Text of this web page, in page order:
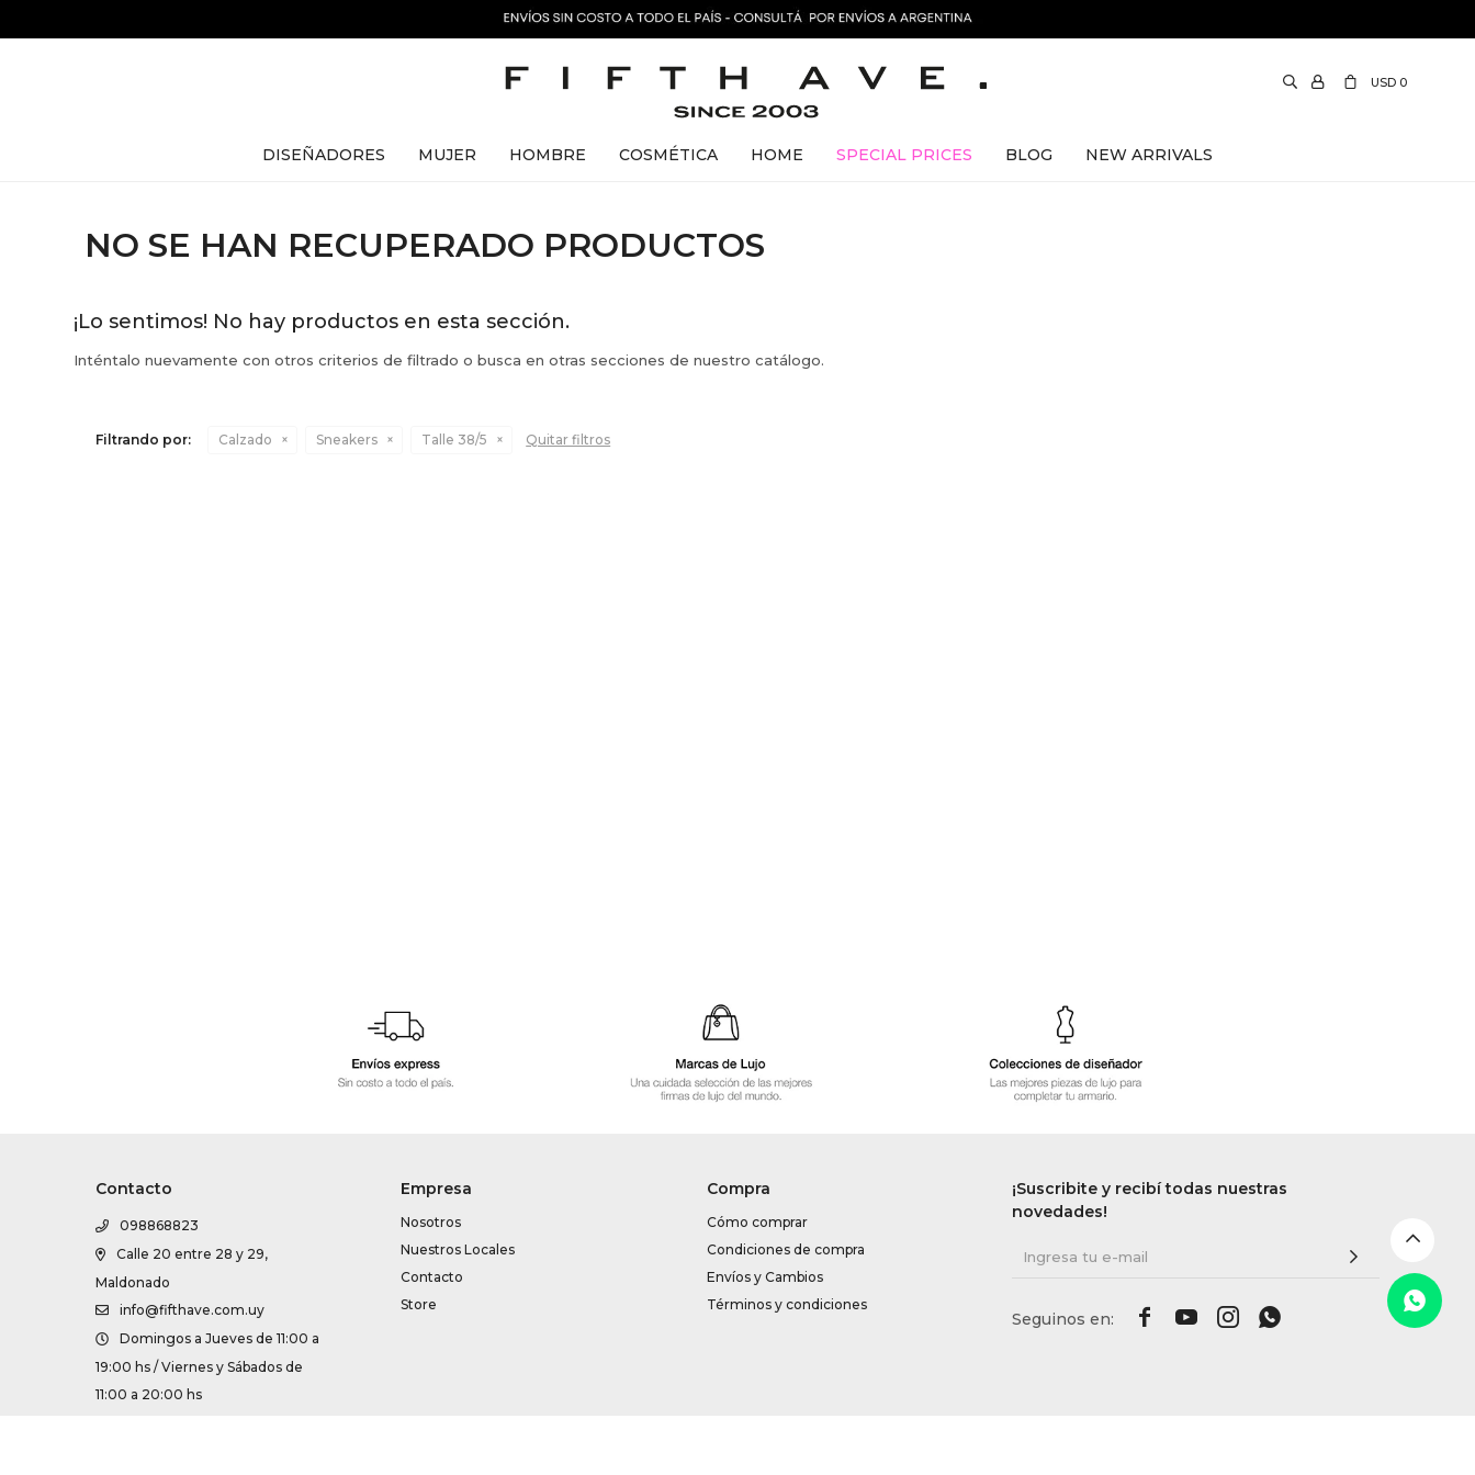
DISEÑADORES MUJER HOMBRE COSMÉTICA HOME SPECIAL PRICES BLOG NEW ARRIVALS
USD 0
NO SE HAN RECUPERADO PRODUCTOS
¡Lo sentimos! No hay productos en esta sección.
Inténtalo nuevamente con otros criterios de filtrado o busca en otras secciones de nuestro catálogo.
Filtrando por: Calzado Sneakers Talle 38/5 Quitar filtros
Contacto
098868823
Calle 20 entre 28 y 29,
Maldonado
info@fifthave.com.uy
Domingos a Jueves de 11:00 a
19:00 hs / Viernes y Sábados de
11:00 a 20:00 hs
Empresa
Nosotros
Nuestros Locales
Contacto
Store
Compra
Cómo comprar
Condiciones de compra
Envíos y Cambios
Términos y condiciones
¡Suscribite y recibí todas nuestras
novedades!
   